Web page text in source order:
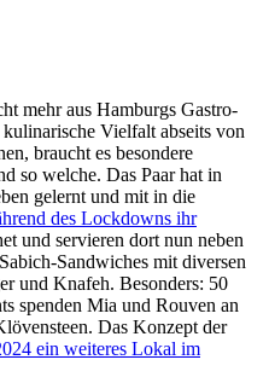
mehr aus Hamburgs Gastro-
Vielfalt abseits von
braucht es besondere
so welche. Das Paar hat in
gelernt und mit in die
des Lockdowns ihr
und servieren dort nun neben
Sandwiches mit diversen
und Knafeh. Besonders: 50
spenden Mia und Rouven an
Das Konzept der
ein weiteres Lokal im